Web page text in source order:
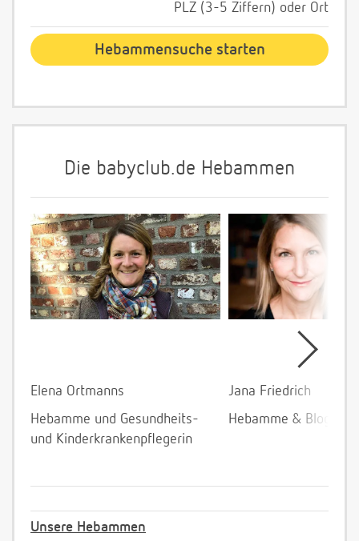
PLZ (3-5 Ziffern) oder Ort
Die babyclub.de Hebammen
Elena Ortmanns
Hebamme und Gesundheits-
und Kinderkrankenpflegerin
Jana Friedrich
Hebamme &
Unsere Hebammen